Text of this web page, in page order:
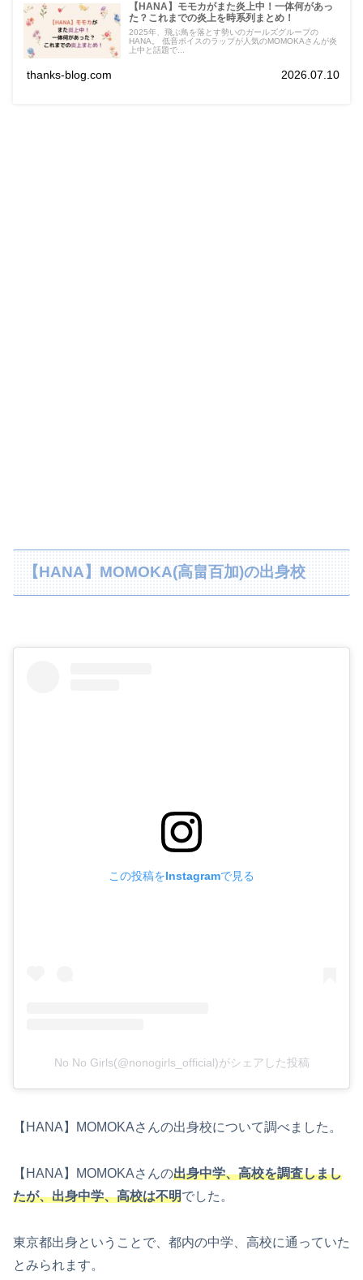
【HANA】モモカがまた炎上中！一体何があっ
た？これまでの炎上を時系列まとめ！
2025年、飛ぶ鳥を落とす勢いのガールズグループの
HANA。 低音ボイスのラップが人気のMOMOKAさんが炎
上中と話題で...
thanks-blog.com 2026.07.10
【HANA】MOMOKA(高畠百加)の出身校
この投稿をInstagramで見る
No No Girls(@nonogirls_official)がシェアした投稿
【HANA】MOMOKAさんの出身校について調べました。
【HANA】MOMOKAさんの出身中学、高校を調査しまし
たが、出身中学、高校は不明でした。
東京都出身ということで、都内の中学、高校に通っていた
とみられます。